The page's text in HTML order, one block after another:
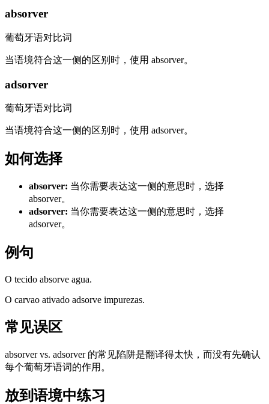
absorver
葡萄牙语对比词
当语境符合这一侧的区别时，使用 absorver。
adsorver
葡萄牙语对比词
当语境符合这一侧的区别时，使用 adsorver。
如何选择
absorver: 当你需要表达这一侧的意思时，选择
absorver。
adsorver: 当你需要表达这一侧的意思时，选择
adsorver。
例句
O tecido absorve agua.
O carvao ativado adsorve impurezas.
常见误区
absorver vs. adsorver 的常见陷阱是翻译得太快，而没有先确认
每个葡萄牙语词的作用。
放到语境中练习